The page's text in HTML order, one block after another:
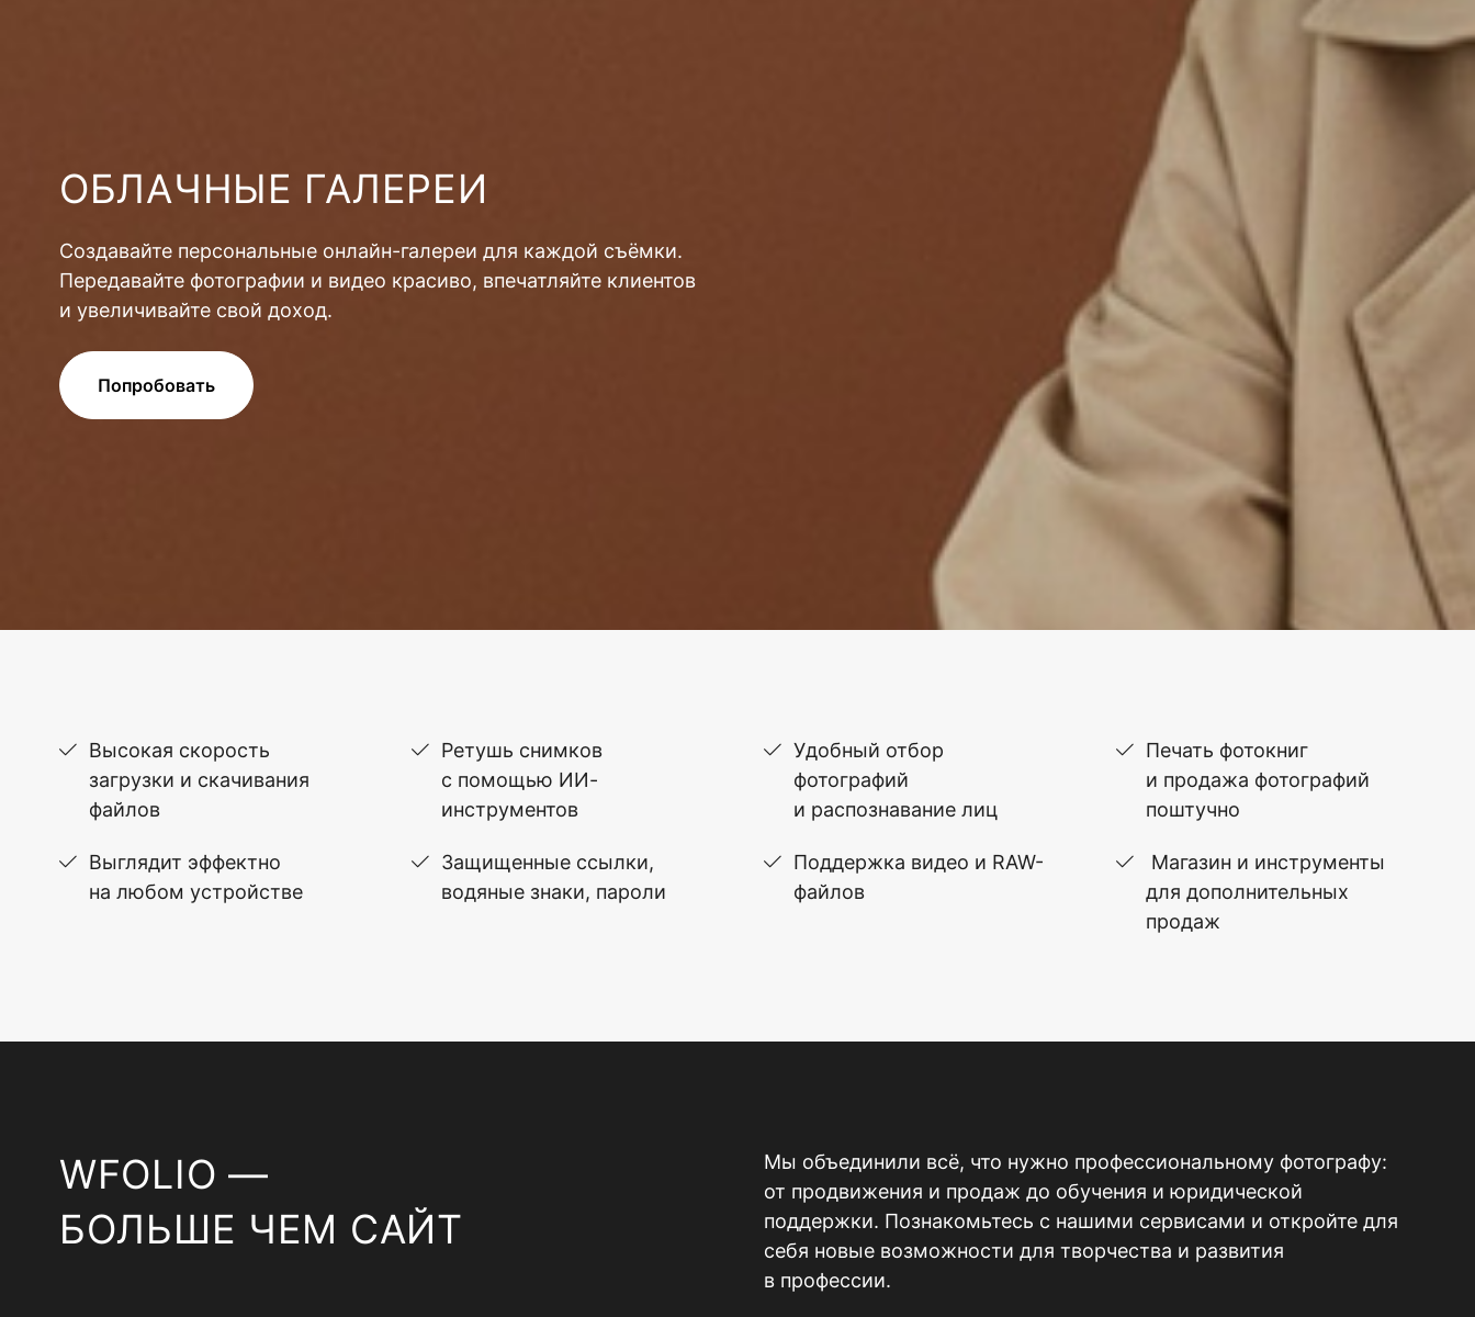
ОБЛАЧНЫЕ ГАЛЕРЕИ
Создавайте персональные онлайн-галереи для каждой съёмки.
Передавайте фотографии и видео красиво, впечатляйте клиентов
и увеличивайте свой доход.
Попробовать
Высокая скорость
загрузки и скачивания
файлов
Выглядит эффектно
на любом устройстве
Ретушь снимков
с помощью ИИ-
инструментов
Защищенные ссылки,
водяные знаки, пароли
Удобный отбор
фотографий
и распознавание лиц
Поддержка видео и RAW-
файлов
Печать фотокниг
и продажа фотографий
поштучно
Магазин и инструменты
для дополнительных
продаж
WFOLIO —
БОЛЬШЕ ЧЕМ САЙТ
Мы объединили всё, что нужно профессиональному фотографу:
от продвижения и продаж до обучения и юридической
поддержки. Познакомьтесь с нашими сервисами и откройте для
себя новые возможности для творчества и развития
в профессии.